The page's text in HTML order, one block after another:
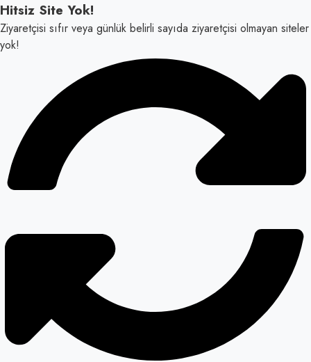
Hitsiz Site Yok!
Ziyaretçisi sıfır veya günlük belirli sayıda ziyaretçisi olmayan siteler
yok!